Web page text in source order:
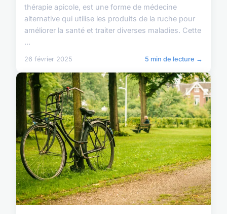
thérapie apicole, est une forme de médecine
alternative qui utilise les produits de la ruche pour
améliorer la santé et traiter diverses maladies. Cette
...
26 février 2025 5 min de lecture →